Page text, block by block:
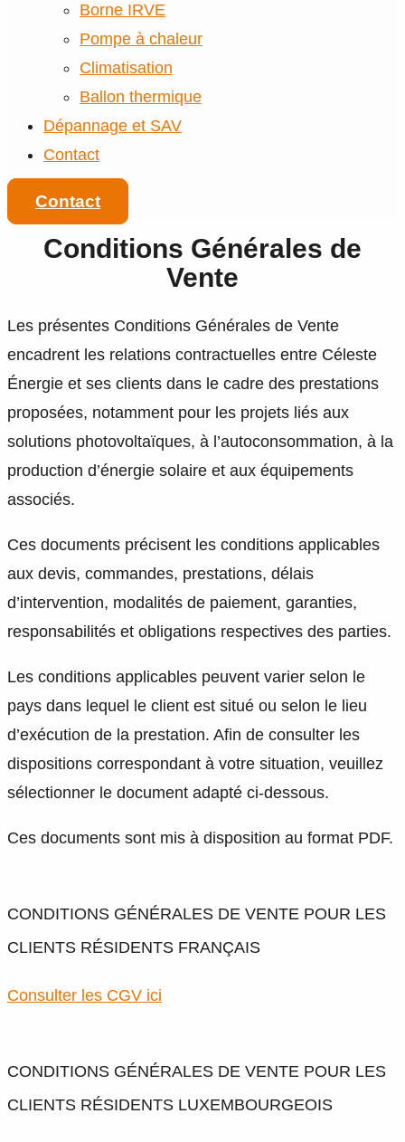
Borne IRVE
Pompe à chaleur
Climatisation
Ballon thermique
Dépannage et SAV
Contact
Contact
Conditions Générales de
Vente
Les présentes Conditions Générales de Vente
encadrent les relations contractuelles entre Céleste
Énergie et ses clients dans le cadre des prestations
proposées, notamment pour les projets liés aux
solutions photovoltaïques, à l’autoconsommation, à la
production d’énergie solaire et aux équipements
associés.
Ces documents précisent les conditions applicables
aux devis, commandes, prestations, délais
d’intervention, modalités de paiement, garanties,
responsabilités et obligations respectives des parties.
Les conditions applicables peuvent varier selon le
pays dans lequel le client est situé ou selon le lieu
d’exécution de la prestation. Afin de consulter les
dispositions correspondant à votre situation, veuillez
sélectionner le document adapté ci-dessous.
Ces documents sont mis à disposition au format PDF.
CONDITIONS GÉNÉRALES DE VENTE POUR LES
CLIENTS RÉSIDENTS FRANÇAIS
Consulter les CGV ici
CONDITIONS GÉNÉRALES DE VENTE POUR LES
CLIENTS RÉSIDENTS LUXEMBOURGEOIS